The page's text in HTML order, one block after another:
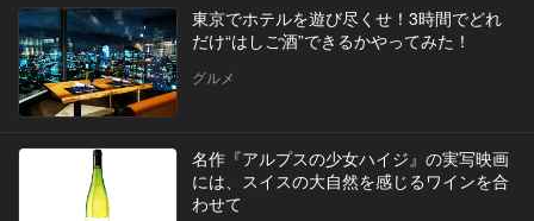
東京でホテルを遊び尽くせ！3時間でどれ
だけ“はしご酒”できるかやってみた！
グルメ
名作『アルプスの少女ハイジ』の実写映画
には、スイスの大自然を感じるワインを合
わせて